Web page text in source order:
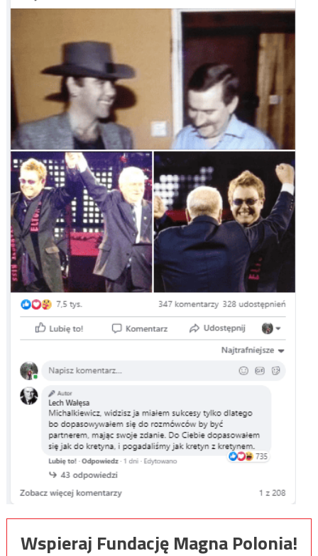
Wspieraj Fundację Magna Polonia!